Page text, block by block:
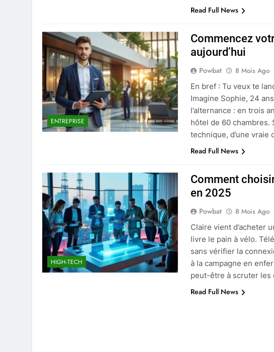
Read Full News
ENTREPRISE
Commencez
aujourd’hui
Powbat 8 Mois Ago
En bref : Tu veux te
Imagine Sophie, 24
l’alternance : en trois
hôtel de 60 chambres.
technique, d’une vraie
Read Full News
HIGH-TECH
Comment
en 2025
Powbat 8 Mois Ago
Claire vient d’acheter
livre le pain à vélo.
sans vérifier la
à la campagne en
peut-être à scruter
Read Full News